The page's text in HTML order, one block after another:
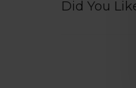
Did You